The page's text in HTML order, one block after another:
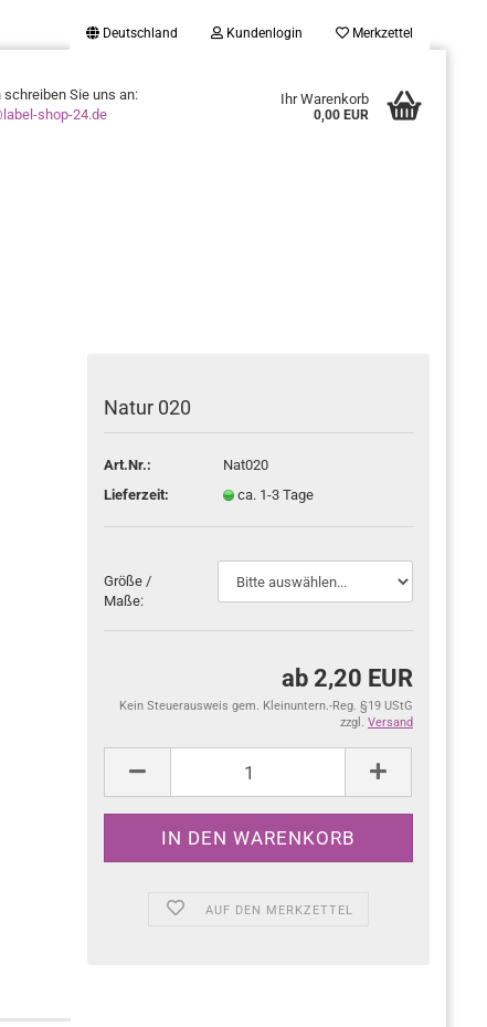
Deutschland Kundenlogin Merkzettel
schreiben Sie uns an:
shop-24.de
Ihr Warenkorb
0,00 EUR
Natur 020
Art.Nr.:
Nat020
Lieferzeit:
ca. 1-3 Tage
Größe /
Maße:
ab 2,20 EUR
Kein Steuerausweis gem. Kleinuntern.-Reg. §19 UStG
zzgl. Versand
AUF DEN MERKZETTEL